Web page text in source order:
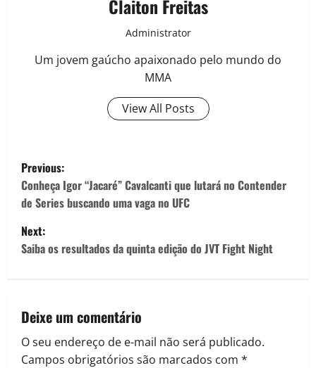
Claiton Freitas
Administrator
Um jovem gaúcho apaixonado pelo mundo do
MMA
View All Posts
Previous:
Conheça Igor “Jacaré” Cavalcanti que lutará no Contender
de Series buscando uma vaga no UFC
Next:
Saiba os resultados da quinta edição do JVT Fight Night
Deixe um comentário
O seu endereço de e-mail não será publicado.
Campos obrigatórios são marcados com *